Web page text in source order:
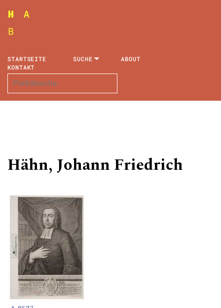
STARTSEITE SUCHE
ABOUT
KONTAKT
Hähn, Johann Friedrich